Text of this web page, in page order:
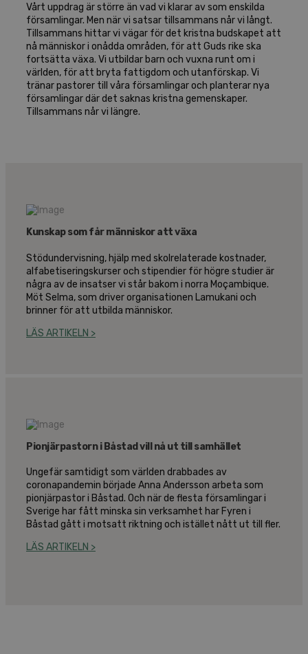
Vårt uppdrag är större än vad vi klarar av som enskilda
församlingar. Men när vi satsar tillsammans når vi långt.
Tillsammans hittar vi vägar för det kristna budskapet att
nå människor i onådda områden, för att Guds rike ska
fortsätta växa. Vi utbildar barn och vuxna runt om i
världen, för att bryta fattigdom och utanförskap. Vi
tränar pastorer till våra församlingar och planterar nya
församlingar där det saknas kristna gemenskaper.
Tillsammans når vi längre.
Kunskap som får människor att växa
Stödundervisning, hjälp med skolrelaterade kostnader,
alfabetiseringskurser och stipendier för högre studier är
några av de insatser vi står bakom i norra Moçambique.
Möt Selma, som driver organisationen Lamukani och
brinner för att utbilda människor.
LÄS ARTIKELN >
Pionjärpastorn i Båstad vill nå ut till samhället
Ungefär samtidigt som världen drabbades av
coronapandemin började Anna Andersson arbeta som
pionjärpastor i Båstad. Och när de flesta församlingar i
Sverige har fått minska sin verksamhet har Fyren i
Båstad gått i motsatt riktning och istället nått ut till fler.
LÄS ARTIKELN >